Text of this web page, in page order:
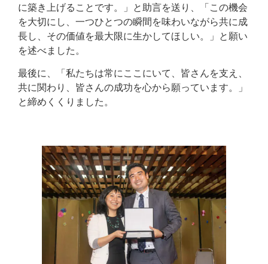
に築き上げることです。」と助言を送り、「この機会
を大切にし、一つひとつの瞬間を味わいながら共に成
長し、その価値を最大限に生かしてほしい。」と願い
を述べました。
最後に、「私たちは常にここにいて、皆さんを支え、
共に関わり、皆さんの成功を心から願っています。」
と締めくくりました。